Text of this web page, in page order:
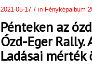
2021-05-17 / in Fényképalbum
Pénteken az
Ózd-Eger
Ladásai mérték